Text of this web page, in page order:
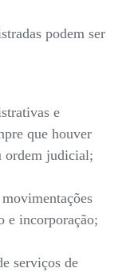
podem ser
e
que houver
ordem judicial;
e incorporação;
serviços de